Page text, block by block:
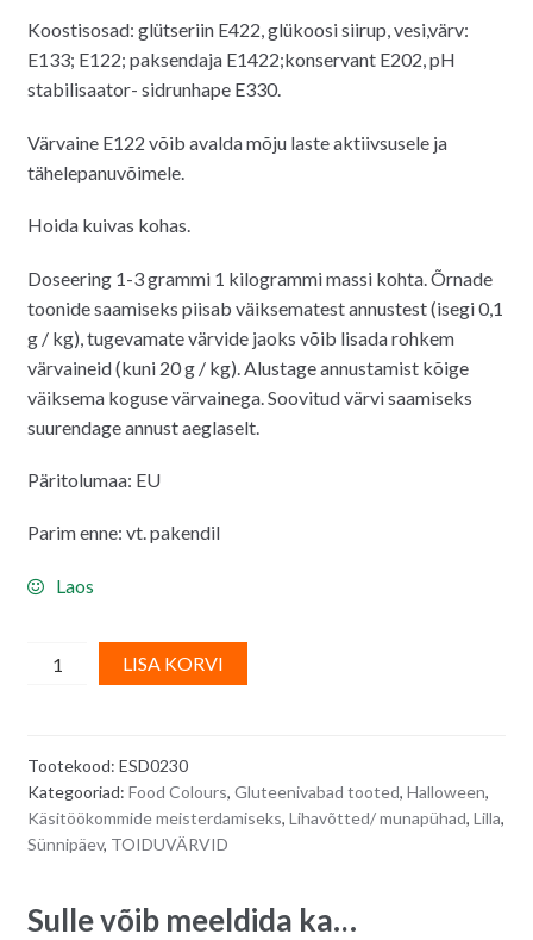
Koostisosad: glütseriin E422, glükoosi siirup, vesi,värv:
E133; E122; paksendaja E1422;konservant E202, pH
stabilisaator- sidrunhape E330.
Värvaine E122 võib avalda mõju laste aktiivsusele ja
tähelepanuvõimele.
Hoida kuivas kohas.
Doseering 1-3 grammi 1 kilogrammi massi kohta. Õrnade
toonide saamiseks piisab väiksematest annustest (isegi 0,1
g / kg), tugevamate värvide jaoks võib lisada rohkem
värvaineid (kuni 20 g / kg). Alustage annustamist kõige
väiksema koguse värvainega. Soovitud värvi saamiseks
suurendage annust aeglaselt.
Päritolumaa: EU
Parim enne: vt. pakendil
Laos
Lilla
toiduvärv
VIOLET
SUPER
GEL
g
LISA KORVI
Tootekood: ESD0230
Kategooriad: Food Colours, Gluteenivabad tooted, Halloween,
Käsitöökommide meisterdamiseks, Lihavõtted/ munapühad, Lilla,
Sünnipäev, TOIDUVÄRVID
Sulle võib meeldida ka…